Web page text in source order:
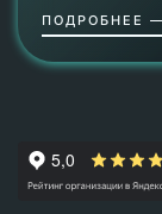
ПОДРОБНЕЕ